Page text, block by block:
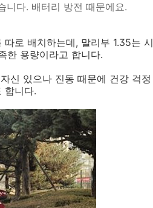
니다. 배터리 방전 때문에요.
로 배치하는데, 말리부 1.35는 시
한 용량이라고 합니다.
신 있으나 진동 때문에 건강 걱정
합니다.